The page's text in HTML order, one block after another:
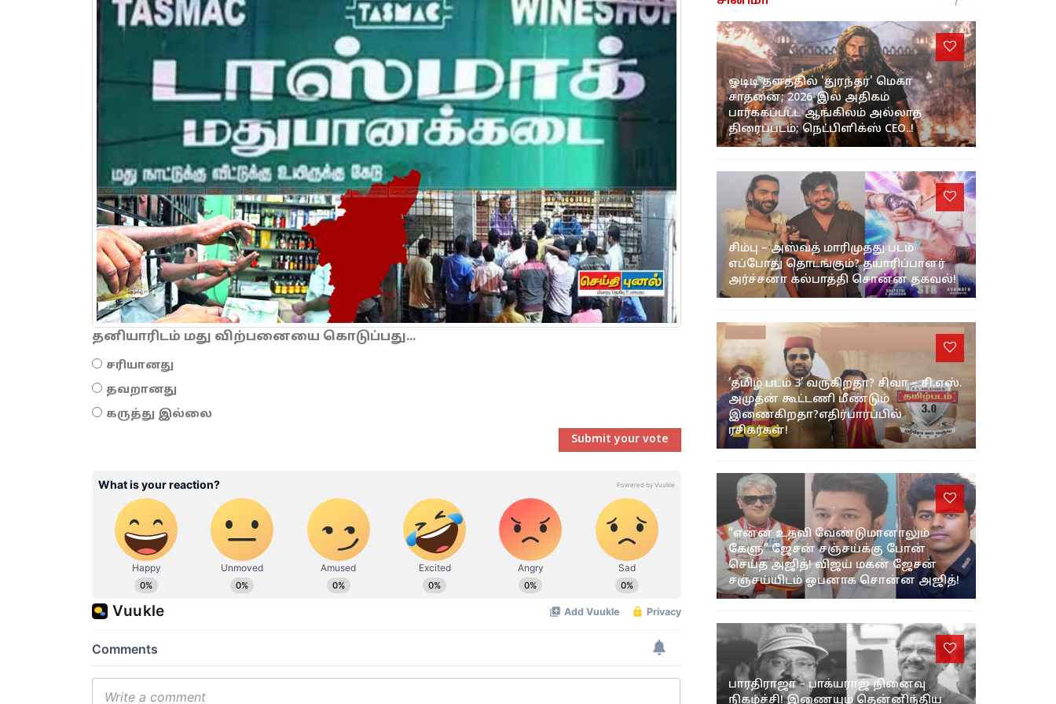
தனியாரிடம் மது விற்பனையை கொடுப்பது...
சரியானது
தவறானது
கருத்து இல்லை
Submit your vote
ஓடிடி தளத்தில் 'துரந்தர்' மெகா
சாதனை; 2026-இல் அதிகம்
பார்க்கப்பட்ட ஆங்கிலம் அல்லாத
திரைப்படம்; நெட்பிளிக்ஸ் CEO..!
சிம்பு – அஸ்வத் மாரிமுத்து படம்
எப்போது தொடங்கும்? தயாரிப்பாளர்
அர்ச்சனா கல்பாத்தி சொன்ன தகவல்!
‘தமிழ் படம் 3’ வருகிறதா? சிவா – சி.எஸ்.
அமுதன் கூட்டணி மீண்டும்
இணைகிறதா?எதிர்பார்ப்பில்
ரசிகர்கள்!
“என்ன உதவி வேண்டுமானாலும்
கேளு” ஜேசன் சஞ்சய்க்கு போன்
செய்த அஜித்! விஜய் மகன் ஜேசன்
சஞ்சய்யிடம் ஓபனாக சொன்ன அஜித்!
பாரதிராஜா – பாக்யராஜ் நினைவு
நிகழ்ச்சி! இணையும் தென்னிந்திய